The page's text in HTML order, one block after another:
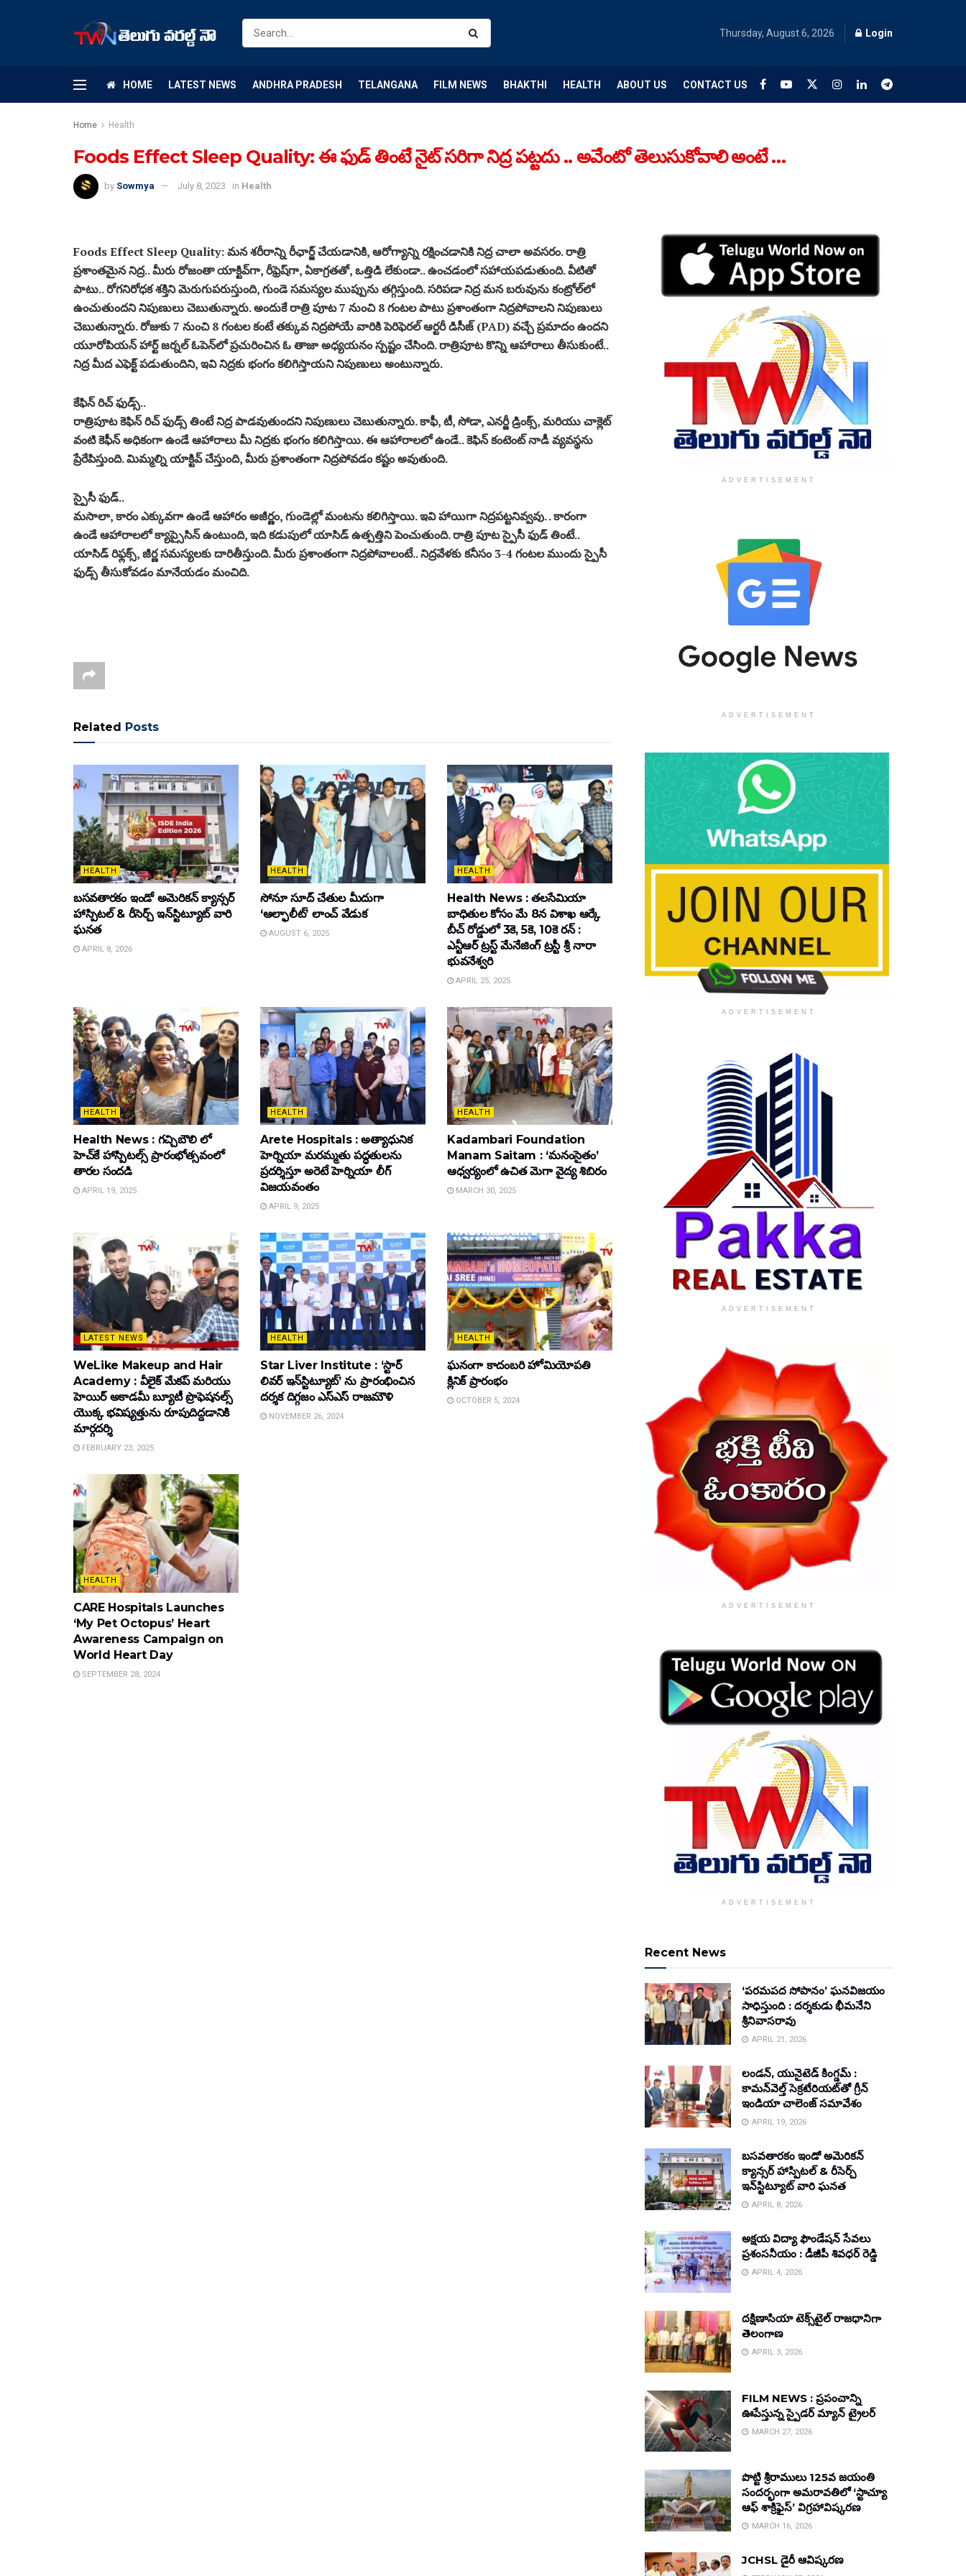
Thursday, August 6, 2026 Login
HOME LATEST NEWS ANDHRA PRADESH TELANGANA FILM NEWS BHAKTHI HEALTH ABOUT US CONTACT US
Home Health
Foods Effect Sleep Quality: ఈ ఫుడ్ తింటే నైట్ సరిగా నిద్ర పట్టదు .. అవేంటో తెలుసుకోవాలి అంటే …
by Sowmya July 8, 2023 in Health
Foods Effect Sleep Quality: మన శరీరాన్ని రీఛార్జ్‌ చేయడానికి, ఆరోగ్యాన్ని రక్షించడానికి నిద్ర చాలా అవసరం. రాత్రి
ప్రశాంతమైన నిద్ర.. మీరు రోజంతా యాక్టివ్‌గా, రీఫ్రెష్‌గా, ఏకాగ్రతతో, ఒత్తిడి లేకుండా.. ఉంచడంలో సహాయపడుతుంది. వీటితో
పాటు.. రోగనిరోధక శక్తిని మెరుగుపరుస్తుంది, గుండె సమస్యల ముప్పును తగ్గిస్తుంది. సరిపడా నిద్ర మన బరువును కంట్రోల్‌లో
ఉంచుతుందని నిపుణులు చెబుతున్నారు. అందుకే రాత్రి పూట 7 నుంచి 8 గంటల పాటు ప్రశాంతంగా నిద్రపోవాలని నిపుణులు
చెబుతున్నారు. రోజుకు 7 నుంచి 8 గంటల కంటే తక్కువ నిద్రపోయే వారికి పెరిఫెరల్ ఆర్టరీ డిసీజ్ (PAD) వచ్చే ప్రమాదం ఉందని
యూరోపియన్ హార్ట్ జర్నల్ ఓపెన్‌లో ప్రచురించిన ఓ తాజా అధ్యయనం స్పష్టం చేసింది. రాత్రిపూట కొన్ని ఆహారాలు తీసుకుంటే..
నిద్ర మీద ఎఫెక్ట్‌ పడుతుందిని, ఇవి నిద్రకు భంగం కలిగిస్తాయని నిపుణులు అంటున్నారు.
కేఫిన్‌ రిచ్‌ ఫుడ్స్‌..
​రాత్రిపూట కెఫిన్‌ రిచ్‌ ఫుడ్స్‌ తింటే నిద్ర పాడవుతుందని నిపుణులు చెబుతున్నారు. కాఫీ, టీ, సోడా, ఎనర్జీ డ్రింక్స్, మరియు చాక్లెట్
వంటి కెఫీన్ అధికంగా ఉండే ఆహారాలు మీ నిద్రకు భంగం కలిగిస్తాయి. ఈ ఆహారాలలో ఉండే.. కెఫిన్ కంటెంట్ నాడీ వ్యవస్థను
ప్రేరేపిస్తుంది. మిమ్మల్ని యాక్టివ్‌ చేస్తుంది, మీరు ప్రశాంతంగా నిద్రపోవడం కష్టం అవుతుంది. ​
స్పైసీ ఫుడ్‌..
మసాలా, కారం ఎక్కువగా ఉండే ఆహారం అజీర్ణం, గుండెల్లో మంటను కలిగిస్తాయి. ఇవి హాయిగా నిద్రపట్టనివ్వవు. . కారంగా
ఉండే ఆహారాలలో క్యాప్సైసిన్ ఉంటుంది, ఇది కడుపులో యాసిడ్‌ ఉత్పత్తిని పెంచుతుంది. రాత్రి పూట స్పైసీ ఫుడ్‌ తింటే..
యాసిడ్ రిఫ్లక్స్, జీర్ణ సమస్యలకు దారితీస్తుంది. మీరు ప్రశాంతంగా నిద్రపోవాలంటే.. నిద్రవేళకు కనీసం 3-4 గంటల ముందు స్పైసీ
ఫుడ్స్ తీసుకోవడం మానేయడం మంచిది.
Related Posts
HEALTH
బసవతారకం ఇండో అమెరికన్ క్యాన్సర్
హాస్పిటల్ & రీసెర్చ్ ఇన్‌స్టిట్యూట్ వారి
ఘనత
APRIL 8, 2026
HEALTH
సోనూ సూద్ చేతుల మీదుగా
‘ఆల్ఫాలీట్’ లాంచ్ వేడుక
AUGUST 6, 2025
HEALTH
Health News : తలసేమియా
బాధితుల కోసం మే 8న విశాఖ ఆర్కే
బీచ్‌ రోడ్డులో 3కె, 5కె, 10కె రన్‌ :
ఎన్టీఆర్‌ ట్రస్ట్‌ మేనేజింగ్‌ ట్రస్టీ శ్రీ నారా
భువనేశ్వరి
APRIL 25, 2025
HEALTH
Health News : గచ్చిబౌలి లో
హెచ్‌కే హాస్పిటల్స్ ప్రారంభోత్సవంలో
తారల సందడి
APRIL 19, 2025
HEALTH
Arete Hospitals : అత్యాధునిక
హెర్నియా మరమ్మతు పద్ధతులను
ప్రదర్శిస్తూ అరెటే హెర్నియా లీగ్
విజయవంతం
APRIL 9, 2025
HEALTH
Kadambari Foundation
Manam Saitam : ‘మనంసైతం’
ఆధ్వర్యంలో ఉచిత మెగా వైద్య శిబిరం
MARCH 30, 2025
LATEST NEWS
WeLike Makeup and Hair
Academy : వీలైక్ మేకప్ మరియు
హెయిర్ అకాడమీ బ్యూటీ ప్రొఫెషనల్స్
యొక్క భవిష్యత్తును రూపుదిద్దడానికి
మార్గదర్శి
FEBRUARY 23, 2025
HEALTH
Star Liver Institute : ‘స్టార్
లివర్ ఇన్‌స్టిట్యూట్’ ను ప్రారంభించిన
ద‌ర్శ‌క దిగ్గ‌జం ఎస్ఎస్ రాజ‌మౌళి
NOVEMBER 26, 2024
HEALTH
ఘ‌నంగా కాదంబ‌రి హోమియోపతి
క్లినిక్ ప్రారంభం
OCTOBER 5, 2024
HEALTH
CARE Hospitals Launches
‘My Pet Octopus’ Heart
Awareness Campaign on
World Heart Day
SEPTEMBER 28, 2024
ADVERTISEMENT
ADVERTISEMENT
ADVERTISEMENT
ADVERTISEMENT
ADVERTISEMENT
ADVERTISEMENT
Recent News
‘పరమపద సోపానం’ ఘనవిజయం
సాధిస్తుంది : దర్శకుడు భీమనేని
శ్రీనివాసరావు
APRIL 21, 2026
లండన్, యునైటెడ్ కింగ్డమ్ :
కామన్‌వెల్త్ సెక్రటేరియట్‌తో గ్రీన్
ఇండియా చాలెంజ్ సమావేశం
APRIL 19, 2026
బసవతారకం ఇండో అమెరికన్
క్యాన్సర్ హాస్పిటల్ & రీసెర్చ్
ఇన్‌స్టిట్యూట్ వారి ఘనత
APRIL 8, 2026
అక్షయ విద్యా ఫౌండేషన్ సేవలు
ప్రశంసనీయం : డీజీపీ శివధర్ రెడ్డి
APRIL 4, 2026
దక్షిణాసియా టెక్స్‌టైల్ రాజధానిగా
తెలంగాణ
APRIL 3, 2026
FILM NEWS : ప్రపంచాన్ని
ఊపేస్తున్న స్పైడర్ మ్యాన్ ట్రైలర్
MARCH 27, 2026
పొట్టి శ్రీరాములు 125వ జయంతి
సందర్భంగా అమరావతిలో ‘స్టాచ్యూ
ఆఫ్ శాక్రిఫైస్’ విగ్రహావిష్కరణ
MARCH 16, 2026
JCHSL డైరీ ఆవిష్కరణ